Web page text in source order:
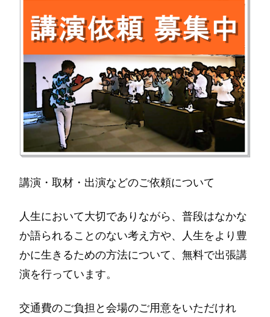
講演・取材・出演などのご依頼について
人生において大切でありながら、普段はなかな
か語られることのない考え方や、人生をより豊
かに生きるための方法について、無料で出張講
演を行っています。
交通費のご負担と会場のご用意をいただけれ